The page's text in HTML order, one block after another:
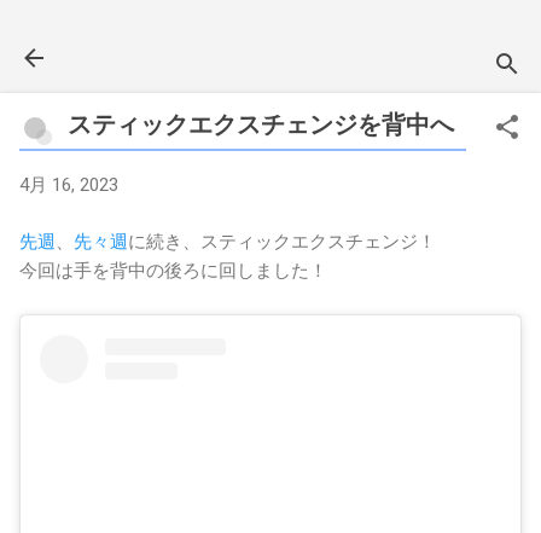
スティックエクスチェンジを背中へ
4月 16, 2023
先週 先々週 に続き、スティックエクスチェンジ！
今回は手を背中の後ろに回しました！